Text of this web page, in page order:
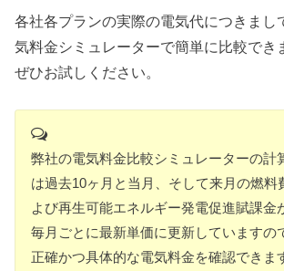
各社各プランの実際の電気代につきまし
気料金シミュレーターで簡単に比較でき
ぜひお試しください。
弊社の電気料金比較シミュレーターの計
は過去10ヶ月と当月、そして来月の燃料
よび再生可能エネルギー発電促進賦課金
毎月ごとに最新単価に更新していますの
正確かつ具体的な電気料金を確認できま